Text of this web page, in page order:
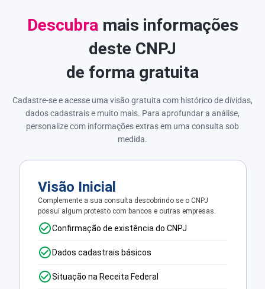
Descubra mais informações
deste CNPJ
de forma gratuita
Cadastre-se e acesse uma visão gratuita com histórico de dívidas,
dados cadastrais e muito mais. Para aprofundar a análise,
personalize com informações extras em uma consulta sob
medida.
Visão Inicial
Complemente a sua consulta descobrindo se o CNPJ
possui algum protesto com bancos e outras empresas.
Confirmação de existência do CNPJ
Dados cadastrais básicos
Situação na Receita Federal